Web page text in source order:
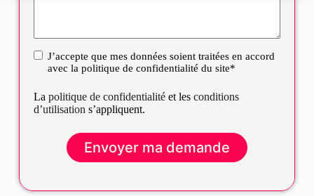
RGPDJ’accepte que mes données soient traitées en accord
avec la politique de confidentialité du site*
La politique de confidentialitéet les conditions
d’utilisation s’appliquent.